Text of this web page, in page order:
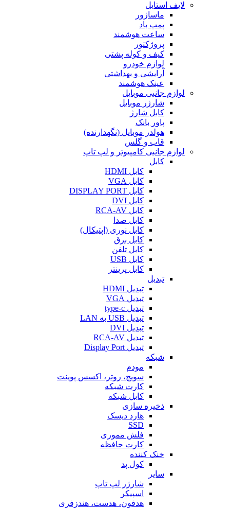
لایف استایل
ماساژور
پمپ باد
ساعت هوشمند
پروژکتور
کیف و کوله پشتی
لوازم خودرو
آرایشی و بهداشتی
عینک هوشمند
لوازم جانبی موبایل
شارژر موبایل
کابل شارژ
پاور بانک
هولدر موبایل (نگهدارنده)
قاب و گلس
لوازم جانبی کامپیوتر و لپ تاپ
کابل
کابل HDMI
کابل VGA
کابل DISPLAY PORT
کابل DVI
کابل RCA-AV
کابل صدا
کابل نوری (اپتیکال)
کابل برق
کابل تلفن
کابل USB
کابل پرینتر
تبدیل
تبدیل HDMI
تبدیل VGA
تبدیل type-c
تبدیل USB به LAN
تبدیل DVI
تبدیل RCA-AV
تبدیل Display Port
شبکه
مودم
سویچ، روتر، اکسس پوینت
کارت شبکه
کابل شبکه
ذخیره سازی
هارد دیسک
SSD
فلش مموری
کارت حافظه
خنک کننده
کول پد
سایر
شارژر لپ تاپ
اسپیکر
هدفون، هدست، هندزفری